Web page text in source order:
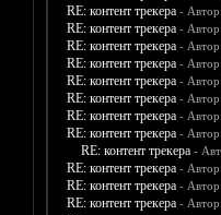
RE: контент трекера - Автор:
RE: контент трекера - Автор:
RE: контент трекера - Автор:
RE: контент трекера - Автор:
RE: контент трекера - Автор:
RE: контент трекера - Автор:
RE: контент трекера - Автор:
RE: контент трекера - Автор:
RE: контент трекера -
RE: контент трекера - Автор:
RE: контент трекера - Автор:
RE: контент трекера - Автор: